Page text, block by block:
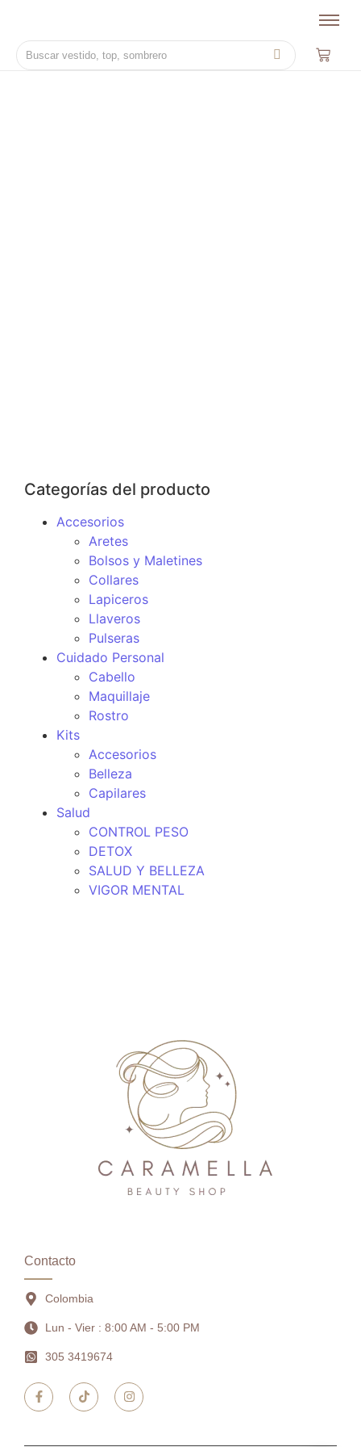
Categorías del producto
Accesorios
Aretes
Bolsos y Maletines
Collares
Lapiceros
Llaveros
Pulseras
Cuidado Personal
Cabello
Maquillaje
Rostro
Kits
Accesorios
Belleza
Capilares
Salud
CONTROL PESO
DETOX
SALUD Y BELLEZA
VIGOR MENTAL
Contacto
Colombia
Lun - Vier : 8:00 AM - 5:00 PM
305 3419674